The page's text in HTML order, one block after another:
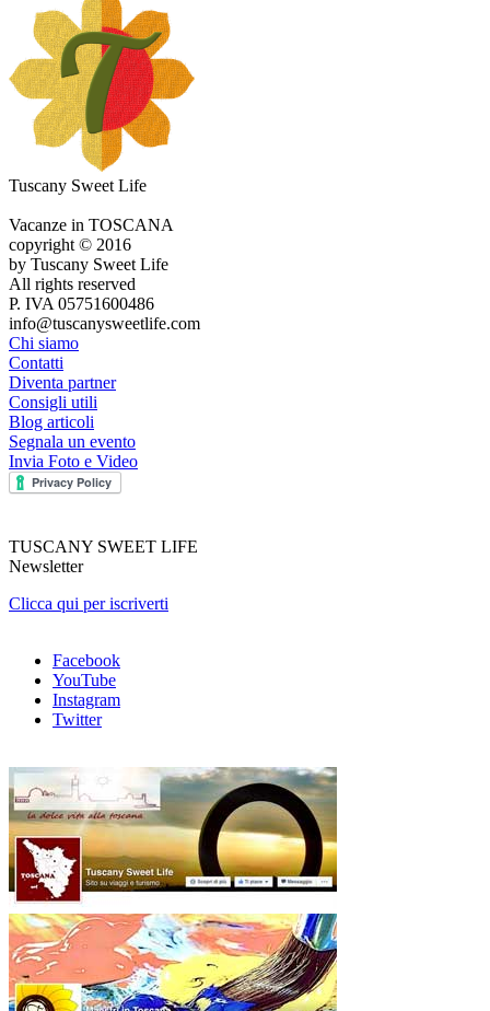
Tuscany Sweet Life
Vacanze in TOSCANA
copyright © 2016
by Tuscany Sweet Life
All rights reserved
P. IVA 05751600486
info@tuscanysweetlife.com
Chi siamo
Contatti
Diventa partner
Consigli utili
Blog articoli
Segnala un evento
Invia Foto e Video
TUSCANY SWEET LIFE
Newsletter
Clicca qui per iscriverti
Facebook
YouTube
Instagram
Twitter